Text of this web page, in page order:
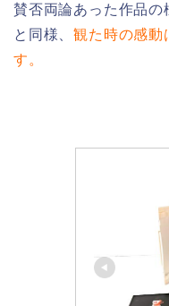
賛否両論あった作品の
と同様、観た時の感動
す。